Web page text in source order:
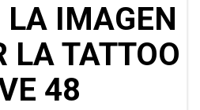
LA IMAGEN
LA TATTOO
48